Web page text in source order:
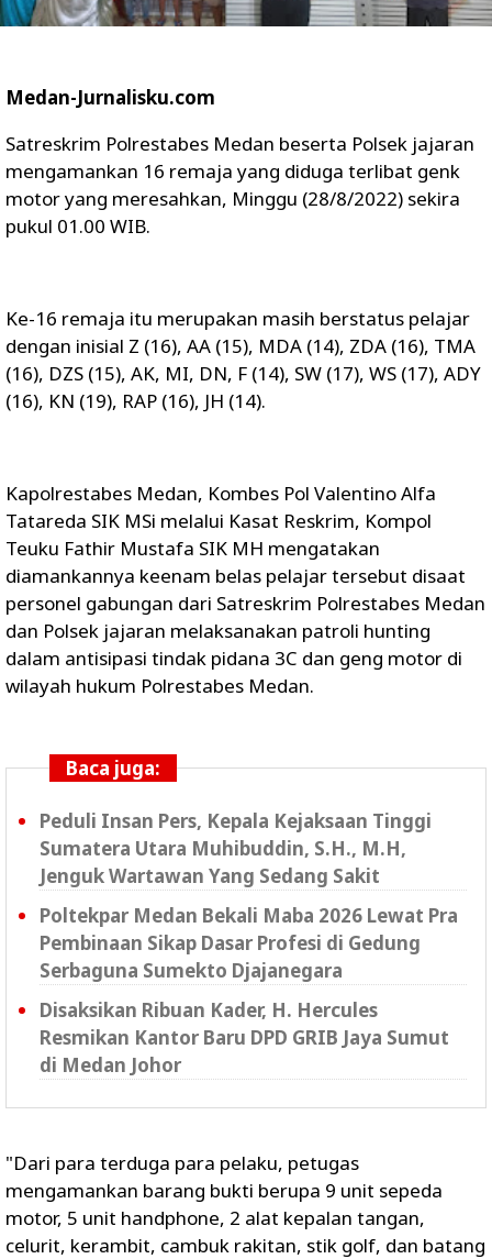
Medan-Jurnalisku.com
Satreskrim Polrestabes Medan beserta Polsek jajaran
mengamankan 16 remaja yang diduga terlibat genk
motor yang meresahkan, Minggu (28/8/2022) sekira
pukul 01.00 WIB.
Ke-16 remaja itu merupakan masih berstatus pelajar
dengan inisial Z (16), AA (15), MDA (14), ZDA (16), TMA
(16), DZS (15), AK, MI, DN, F (14), SW (17), WS (17), ADY
(16), KN (19), RAP (16), JH (14).
Kapolrestabes Medan, Kombes Pol Valentino Alfa
Tatareda SIK MSi melalui Kasat Reskrim, Kompol
Teuku Fathir Mustafa SIK MH mengatakan
diamankannya keenam belas pelajar tersebut disaat
personel gabungan dari Satreskrim Polrestabes Medan
dan Polsek jajaran melaksanakan patroli hunting
dalam antisipasi tindak pidana 3C dan geng motor di
wilayah hukum Polrestabes Medan.
Baca juga:
Peduli Insan Pers, Kepala Kejaksaan Tinggi
Sumatera Utara Muhibuddin, S.H., M.H,
Jenguk Wartawan Yang Sedang Sakit
Poltekpar Medan Bekali Maba 2026 Lewat Pra
Pembinaan Sikap Dasar Profesi di Gedung
Serbaguna Sumekto Djajanegara
Disaksikan Ribuan Kader, H. Hercules
Resmikan Kantor Baru DPD GRIB Jaya Sumut
di Medan Johor
"Dari para terduga para pelaku, petugas
mengamankan barang bukti berupa 9 unit sepeda
motor, 5 unit handphone, 2 alat kepalan tangan,
celurit, kerambit, cambuk rakitan, stik golf, dan batang